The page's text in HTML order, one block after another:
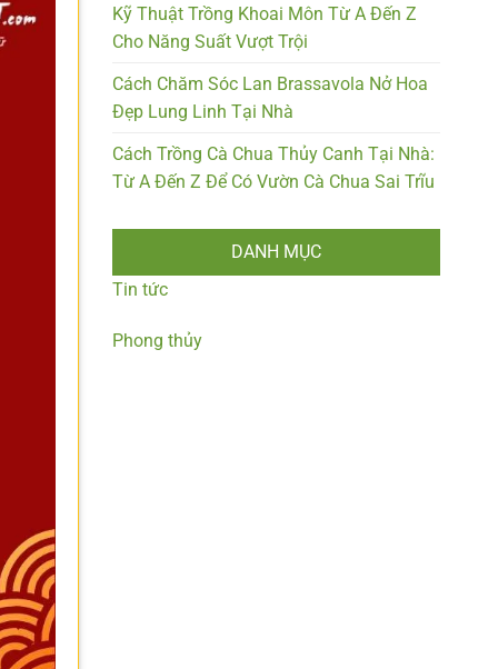
Kỹ Thuật Trồng Khoai Môn Từ A Đến Z
Cho Năng Suất Vượt Trội
Cách Chăm Sóc Lan Brassavola Nở Hoa
Đẹp Lung Linh Tại Nhà
Cách Trồng Cà Chua Thủy Canh Tại Nhà:
Từ A Đến Z Để Có Vườn Cà Chua Sai Trĩu
DANH MỤC
Tin tức
Phong thủy